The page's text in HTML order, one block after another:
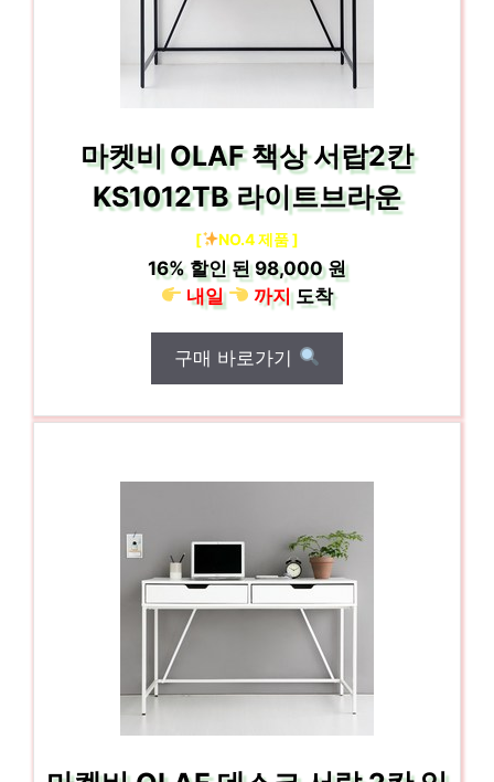
마켓비 OLAF 책상 서랍2칸
KS1012TB 라이트브라운
[ NO.4 제품 ]
16% 할인 된98,000 원
내일
까지도착
구매 바로가기